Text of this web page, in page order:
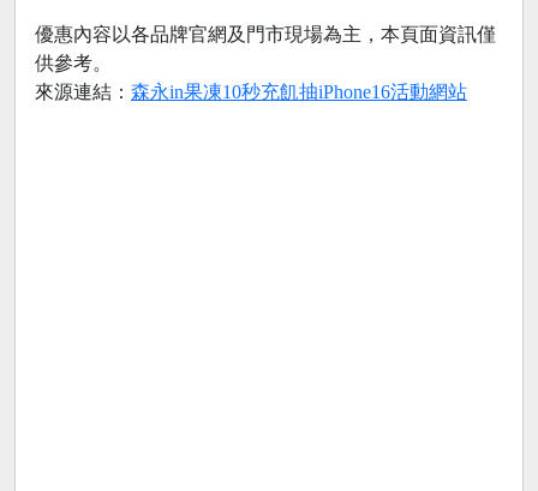
優惠內容以各品牌官網及門市現場為主，本頁面資訊僅
供參考。
來源連結： 森永in果凍10秒充飢抽iPhone16活動網站